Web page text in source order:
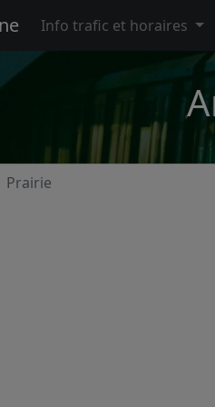
Info trafic et horaires
Prairie